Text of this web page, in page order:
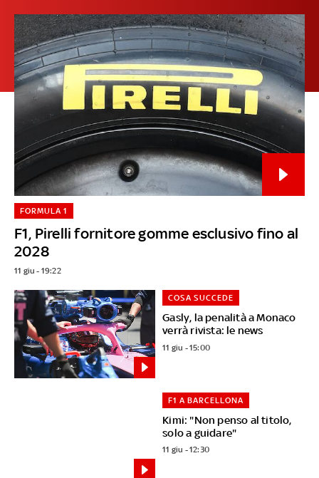
F1, Pirelli fornitore gomme esclusivo fino al
2028
FORMULA 1
11 giu - 19:22
Gasly, la penalità a Monaco
verrà rivista: le news
COSA SUCCEDE
11 giu - 15:00
Kimi: "Non penso al titolo,
solo a guidare"
F1 A BARCELLONA
11 giu - 12:30